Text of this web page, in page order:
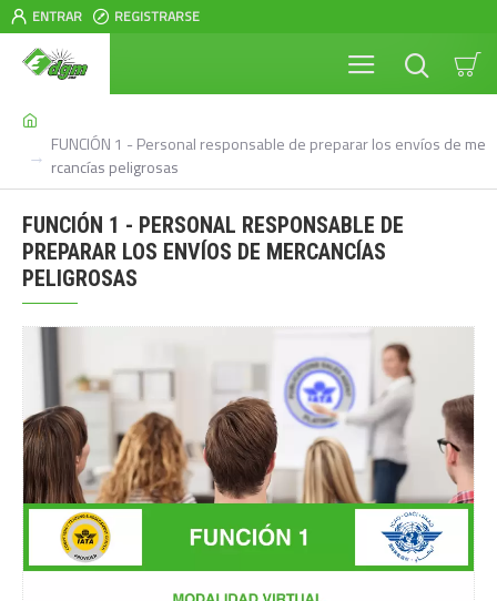
ENTRAR REGISTRARSE
FUNCIÓN 1 - Personal responsable de preparar los envíos de me
rcancías peligrosas
FUNCIÓN 1 - PERSONAL RESPONSABLE DE
PREPARAR LOS ENVÍOS DE MERCANCÍAS
PELIGROSAS